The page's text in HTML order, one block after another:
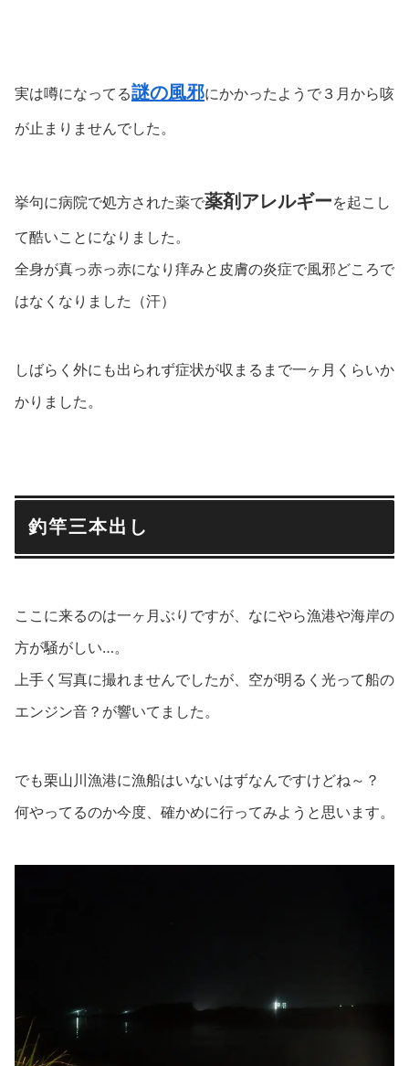
実は噂になってる謎の風邪にかかったようで３月から咳
が止まりませんでした。
挙句に病院で処方された薬で薬剤アレルギーを起こし
て酷いことになりました。
全身が真っ赤っ赤になり痒みと皮膚の炎症で風邪どころで
はなくなりました（汗）
しばらく外にも出られず症状が収まるまで一ヶ月くらいか
かりました。
釣竿三本出し
ここに来るのは一ヶ月ぶりですが、なにやら漁港や海岸の
方が騒がしい…。
上手く写真に撮れませんでしたが、空が明るく光って船の
エンジン音？が響いてました。
でも栗山川漁港に漁船はいないはずなんですけどね～？
何やってるのか今度、確かめに行ってみようと思います。